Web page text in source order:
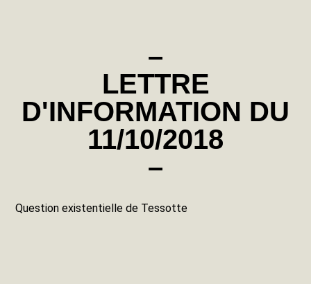
–
LETTRE
D'INFORMATION DU
11/10/2018
–
Question existentielle de Tessotte